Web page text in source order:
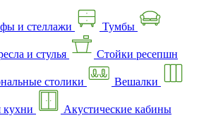
и стеллажи Тумбы
и стулья Стойки ресепшн
столики Вешалки
кухни Акустические кабины